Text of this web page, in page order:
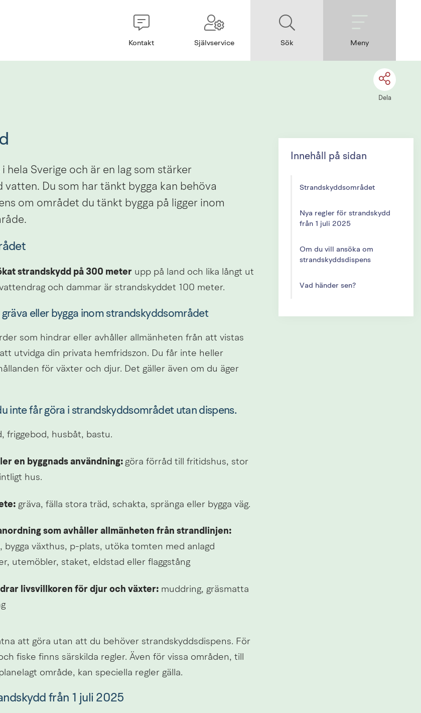
Kontakt Självservice Sök Meny
Dela
hela Sverige och är en lag som stärker
vatten. Du som har tänkt bygga kan behöva
om området du tänkt bygga på ligger inom
strandskydd på 300 meter upp på land och lika långt ut
och dammar är strandskyddet 100 meter.
gräva eller bygga inom strandskyddsområdet
som hindrar eller avhåller allmänheten från att vistas
utvidga din privata hemfridszon. Du får inte heller
för växter och djur. Det gäller även om du äger
inte får göra i strandskyddsområdet utan dispens.
friggebod, husbåt, bastu.
en byggnads användning: göra förråd till fritidshus, stor
hus.
gräva, fälla stora träd, schakta, spränga eller bygga väg.
som avhåller allmänheten från strandlinjen:
bygga växthus, p-plats, utöka tomten med anlagd
utemöbler, staket, eldstad eller flaggstång
livsvillkoren för djur och växter: muddring, gräsmatta
att göra utan att du behöver strandskyddsdispens. För
fiske finns särskilda regler. Även för vissa områden, till
område, kan speciella regler gälla.
från 1 juli 2025
Innehåll på sidan
Strandskyddsområdet
Nya regler för strandskydd
från 1 juli 2025
Om du vill ansöka om
strandskyddsdispens
Vad händer sen?